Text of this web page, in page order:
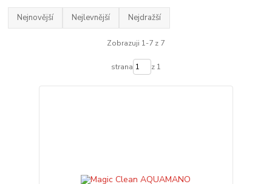
Nejnovější Nejlevnější Nejdražší
Zobrazuji 1-7 z 7
strana z 1